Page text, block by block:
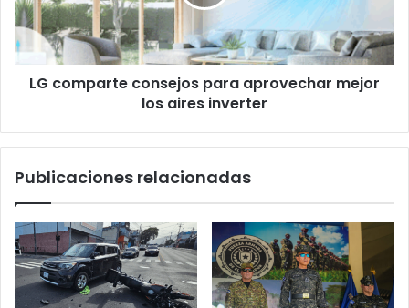
mejor
los
aires
inverter
LG comparte consejos para aprovechar mejor
los aires inverter
Publicaciones relacionadas